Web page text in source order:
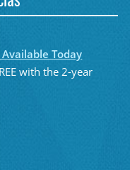
Available Today
with the 2-year